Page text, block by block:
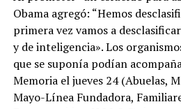
Obama agregó: “Hemos
primera vez vamos a
y de inteligencia». Los
que se suponía podían
Memoria el jueves 24 (Abuelas,
Mayo-Línea Fundadora,